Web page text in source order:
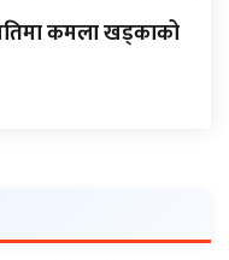
कमला खड्काको